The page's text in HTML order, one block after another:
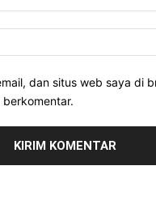
dan situs web saya di